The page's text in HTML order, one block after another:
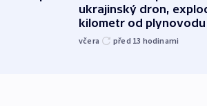
ukrajinský dron,
kilometr od plynovodu
včera před 13 hodinami